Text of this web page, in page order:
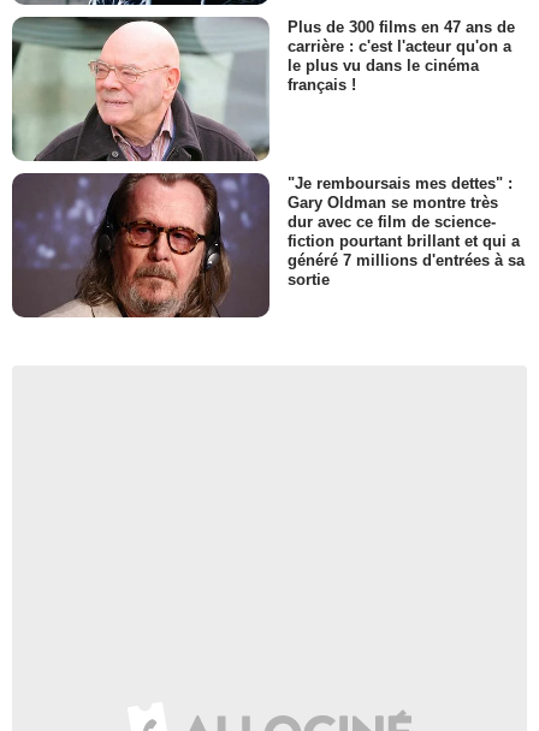
Plus de 300 films en 47 ans de
carrière : c'est l'acteur qu'on a
le plus vu dans le cinéma
français !
"Je remboursais mes dettes" :
Gary Oldman se montre très
dur avec ce film de science-
fiction pourtant brillant et qui a
généré 7 millions d'entrées à sa
sortie